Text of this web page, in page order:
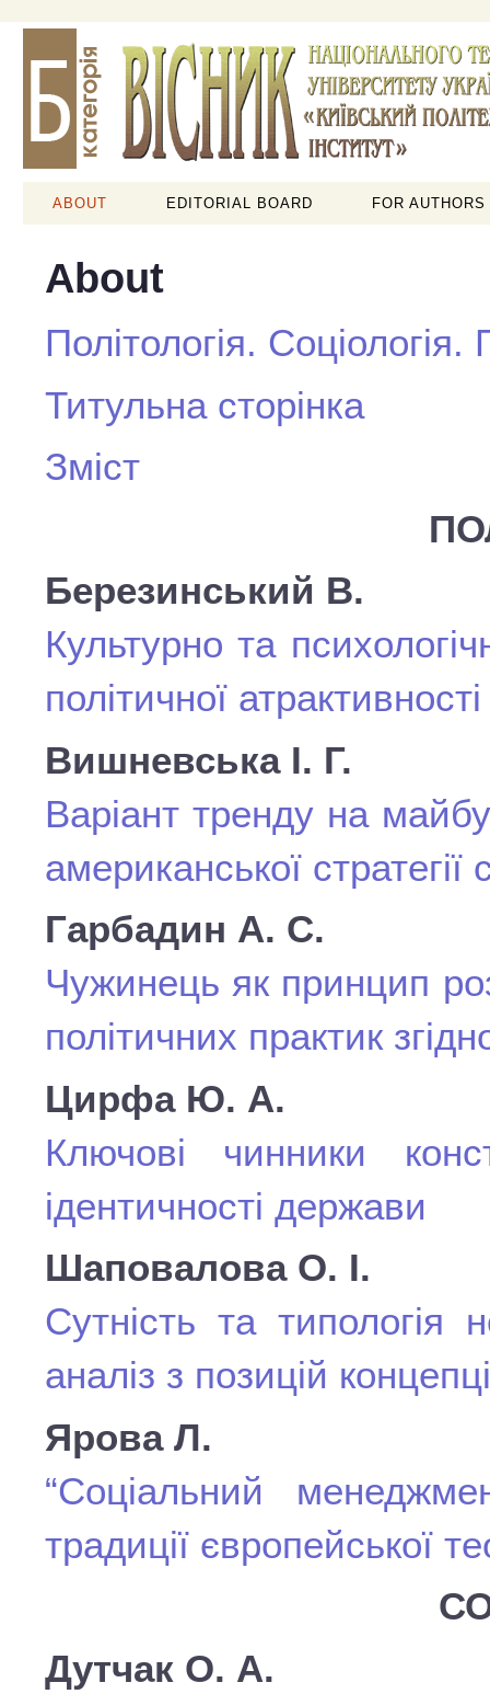
ABOUT EDITORIAL BOARD FOR AUTHORS
About
Політологія.
Титульна сторінка
Зміст
Березинський В.
Культурно та
політичної атрактивності
Вишневська І. Г.
Варіант тренду на
американської
Гарбадин А. С.
Чужинець як принцип
політичних практик
Цирфа Ю. А.
Ключові чинники
ідентичності держави
Шаповалова О. І.
Сутність та типологія
аналіз з позицій
Ярова Л.
“Соціальний
традиції європейської
Дутчак О. А.